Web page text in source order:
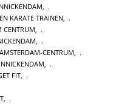
KARATE TRAINEN
CENTRUM
CENTRUM
FIT,
,